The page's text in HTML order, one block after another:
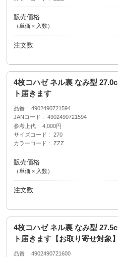
販売価格
（単価 × 入数）
注文数
4枚コハゼ ネル裏 なみ型
ト届きます
品番
4902490721594
JANコード
4902490721594
参考上代
4,000円
サイズコード
270
カラーコード
ZZZ
販売価格
（単価 × 入数）
注文数
4枚コハゼ ネル裏 なみ型
ト届きます【お取り寄せ対象】
品番
4902490721600